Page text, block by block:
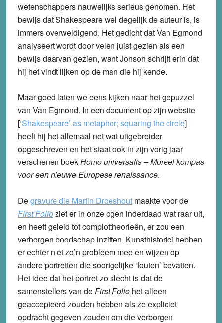
wetenschappers nauwelijks serieus genomen. Het
bewijs dat Shakespeare wel degelijk de auteur is, is
immers overweldigend. Het gedicht dat Van Egmond
analyseert wordt door velen juist gezien als een
bewijs daarvan gezien, want Jonson schrijft erin dat
hij het vindt lijken op de man die hij kende.
Maar goed laten we eens kijken naar het gepuzzel
van Van Egmond. In een document op zijn website
[‘Shakespeare’ as metaphor; squaring the circle]
heeft hij het allemaal net wat uitgebreider
opgeschreven en het staat ook in zijn vorig jaar
verschenen boekHomo universalis – Moreel kompas
voor een nieuwe Europese renaissance.
Degravure die Martin Droeshoutmaakte voor de
First Folioziet er in onze ogen inderdaad wat raar uit,
en heeft geleid tot complottheorieën, er zou een
verborgen boodschap inzitten. Kunsthistorici hebben
er echter niet zo’n probleem mee en wijzen op
andere portretten die soortgelijke ‘fouten’ bevatten.
Het idee dat het portret zo slecht is dat de
samenstellers van deFirst Foliohet alleen
geaccepteerd zouden hebben als ze expliciet
opdracht gegeven zouden om die verborgen